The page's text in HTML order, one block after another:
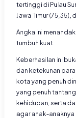
tertinggi di Pulau
Jawa Timur (75,35),
Angka ini
tumbuh kuat.
Keberhasilan ini
dan ketekunan
kota yang penuh
yang penuh
kehidupan, serta
agar anak-